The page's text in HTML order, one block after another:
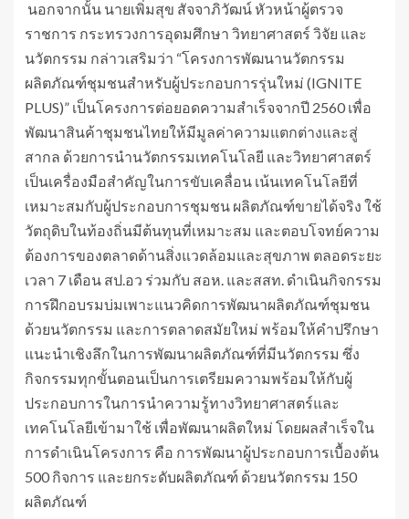
นอกจากนั้น นายเพิ่มสุข สัจจาภิวัฒน์ หัวหน้าผู้ตรวจ
ราชการ กระทรวงการอุดมศึกษา วิทยาศาสตร์ วิจัย และ
นวัตกรรม กล่าวเสริมว่า “โครงการพัฒนานวัตกรรม
ผลิตภัณฑ์ชุมชนสำหรับผู้ประกอบการรุ่นใหม่ (IGNITE
PLUS)” เป็นโครงการต่อยอดความสำเร็จจากปี 2560 เพื่อ
พัฒนาสินค้าชุมชนไทยให้มีมูลค่าความแตกต่างและสู่
สากล ด้วยการนำนวัตกรรมเทคโนโลยี และวิทยาศาสตร์
เป็นเครื่องมือสำคัญในการขับเคลื่อน เน้นเทคโนโลยีที่
เหมาะสมกับผู้ประกอบการชุมชน ผลิตภัณฑ์ขายได้จริง ใช้
วัตถุดิบในท้องถิ่นมีต้นทุนที่เหมาะสม และตอบโจทย์ความ
ต้องการของตลาดด้านสิ่งแวดล้อมและสุขภาพ ตลอดระยะ
เวลา 7 เดือน สป.อว ร่วมกับ สอห. และสสท. ดำเนินกิจกรรม
การฝึกอบรมบ่มเพาะแนวคิดการพัฒนาผลิตภัณฑ์ชุมชน
ด้วยนวัตกรรม และการตลาดสมัยใหม่ พร้อมให้คำปรึกษา
แนะนำเชิงลึกในการพัฒนาผลิตภัณฑ์ที่มีนวัตกรรม ซึ่ง
กิจกรรมทุกขั้นตอนเป็นการเตรียมความพร้อมให้กับผู้
ประกอบการในการนำความรู้ทางวิทยาศาสตร์และ
เทคโนโลยีเข้ามาใช้ เพื่อพัฒนาผลิตใหม่ โดยผลสำเร็จใน
การดำเนินโครงการ คือ การพัฒนาผู้ประกอบการเบื้องต้น
500 กิจการ และยกระดับผลิตภัณฑ์ ด้วยนวัตกรรม 150
ผลิตภัณฑ์